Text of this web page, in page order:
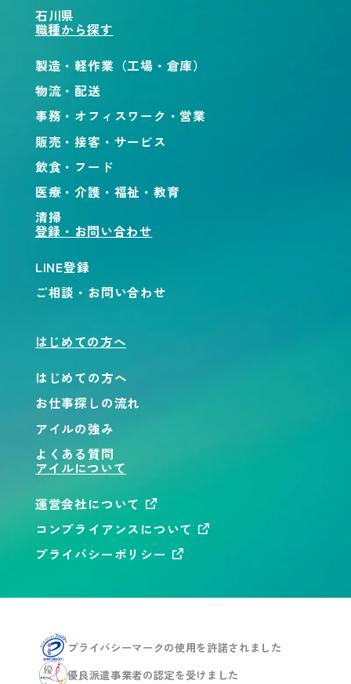
石川県
職種から探す
製造・軽作業（工場・倉庫）
物流・配送
事務・オフィスワーク・営業
販売・接客・サービス
飲食・フード
医療・介護・福祉・教育
清掃
登録・お問い合わせ
LINE登録
ご相談・お問い合わせ
はじめての方へ
はじめての方へ
お仕事探しの流れ
アイルの強み
よくある質問
アイルについて
運営会社について
コンプライアンスについて
プライバシーポリシー
プライバシーマークの使用を許諾されました
優良派遣事業者の認定を受けました